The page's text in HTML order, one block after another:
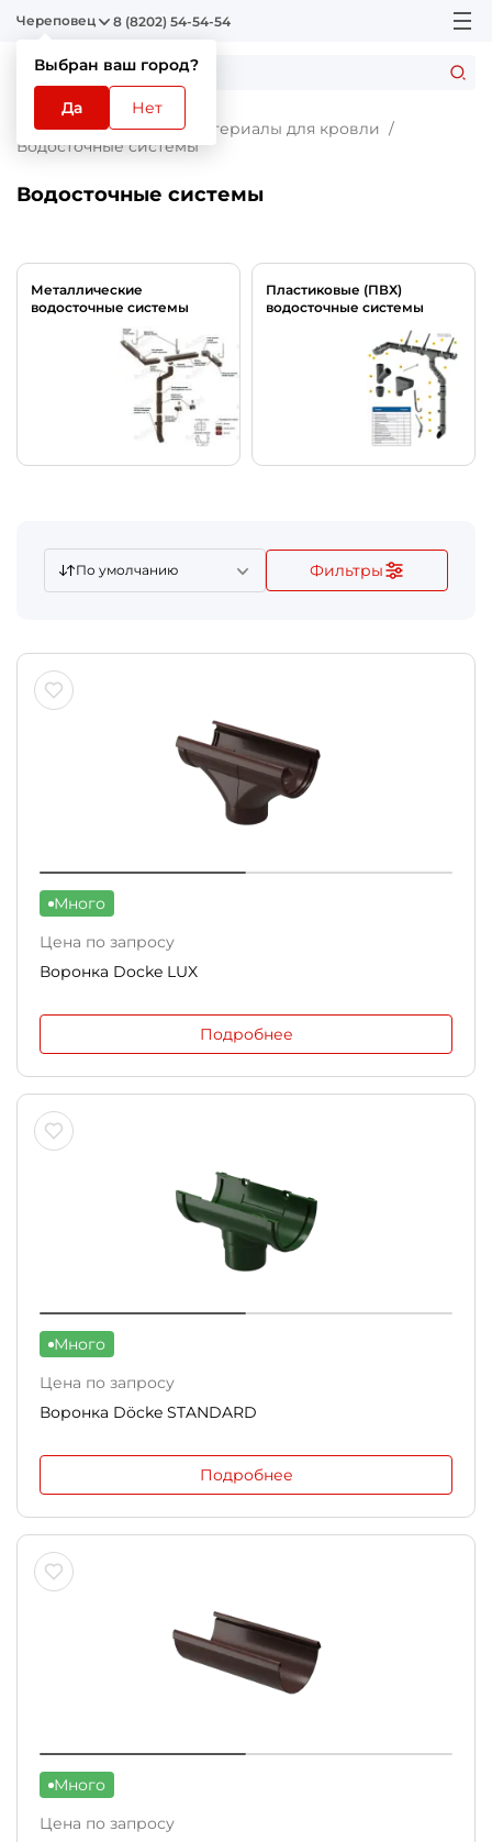
Череповец
Выбран ваш город?
Да Нет
8 (8202) 54-54-54
Главная Каталог
Материалы для кровли
Водосточные системы
Водосточные системы
Металлические
водосточные системы
Пластиковые (ПВХ)
водосточные системы
По умолчанию Фильтры
Много
Цена по запросу
Воронка Docke LUX
Подробнее
Много
Цена по запросу
Воронка Döcke STANDARD
Подробнее
Много
Цена по запросу